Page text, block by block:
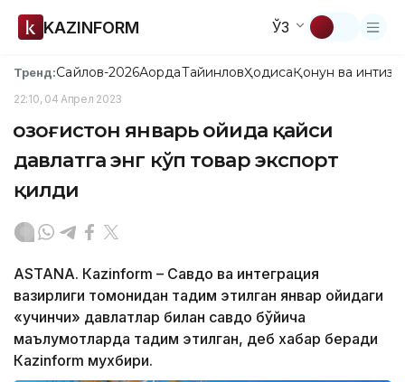
KAZINFORM ЎЗ
Тренд:Сайлов-2026АқордаТайинловҲодисаҚонун ва
22:10, 04 Апрел 2023
Қозоғистон январь ойида қайси
давлатга энг кўп товар экспорт
қилди
ASTANА. Кazinform – Савдо ва интеграция
вазирлиги томонидан тақдим этилган январ ойидаги
«учинчи» давлатлар билан савдо бўйича
маълумотларда тақдим этилган, деб хабар беради
Кazinform мухбири.